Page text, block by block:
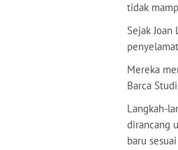
tidak
Sejak
Mereka
Barca
Langkah-
dirancang
baru